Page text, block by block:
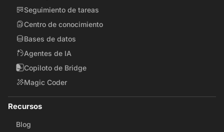
Seguimiento de tareas
Centro de conocimiento
Bases de datos
Agentes de IA
Copiloto de Bridge
Magic Coder
Recursos
Blog